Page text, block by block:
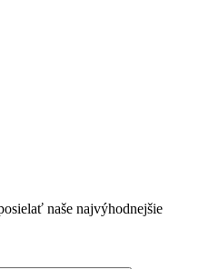
naše najvýhodnejšie